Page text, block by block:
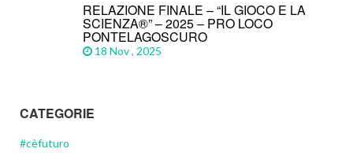
RELAZIONE FINALE – “IL GIOCO E LA
SCIENZA®” – 2025 – PRO LOCO
PONTELAGOSCURO
18 Nov , 2025
CATEGORIE
#cèfuturo